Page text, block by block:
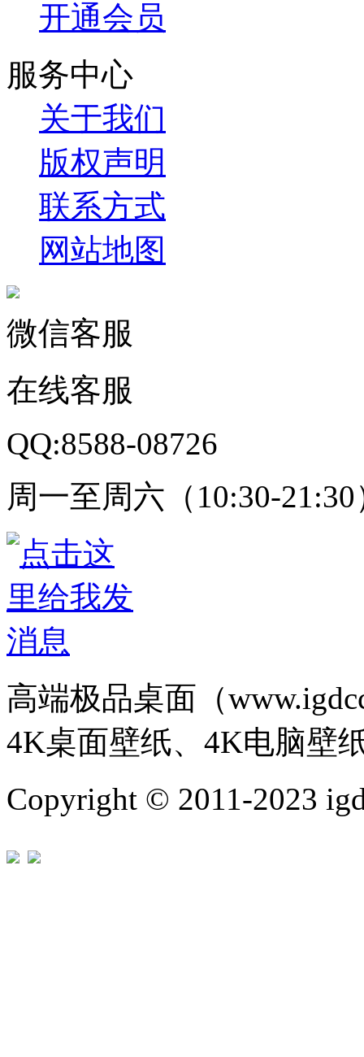
开通会员
服务中心
关于我们
版权声明
联系方式
网站地图
微信客服
在线客服
QQ:8588-08726
周一至周六（10:30-21:30
高端极品桌面（
4K桌面壁纸、4K电脑壁
Copyright © 2011-2023